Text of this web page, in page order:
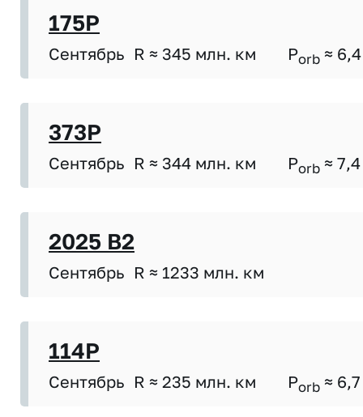
175P
Сентябрь R ≈ 345 млн. км Porb ≈ 6,4
373P
Сентябрь R ≈ 344 млн. км Porb ≈ 7,4
2025 B2
Сентябрь R ≈ 1233 млн. км
114P
Сентябрь R ≈ 235 млн. км Porb ≈ 6,7